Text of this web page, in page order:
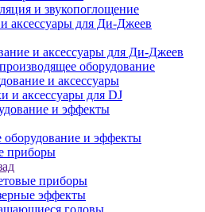
и звукопоглощение
аксессуары для Ди-Джеев
и аксессуары для Ди-Джеев
оборудование
и аксессуары
и аксессуары для DJ
и эффекты
оборудование и эффекты
приборы
приборы
эффекты
головы